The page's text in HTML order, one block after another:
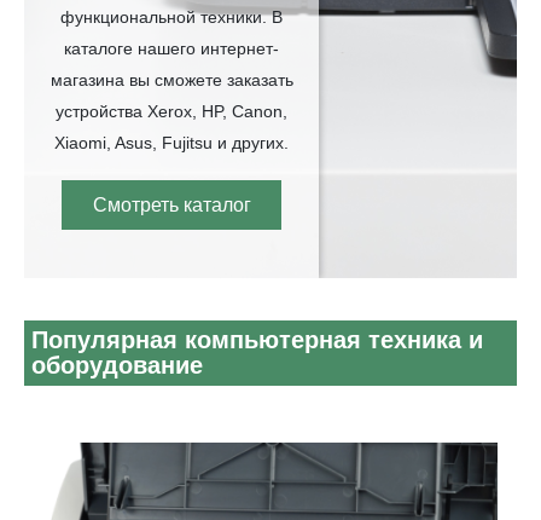
функциональной техники. В
каталоге нашего интернет-
магазина вы сможете заказать
устройства Xerox, HP, Canon,
Xiaomi, Asus, Fujitsu и других.
Смотреть каталог
Популярная компьютерная техника и
оборудование